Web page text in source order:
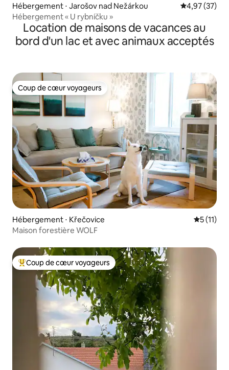
Hébergement ⋅ Jarošov nad Nežárkou Évaluation
4,97 (37)
Hébergement « U rybníčku »
Location de maisons de vacances au
bord d'un lac et avec animaux acceptés
Coup de cœur voyageurs
Coup de cœur voyageurs
Hébergement ⋅ Křečovice
5 (11)
Maison forestière WOLF
Coups de cœur voyageurs les plus appréciés
Coup de cœur voyageurs